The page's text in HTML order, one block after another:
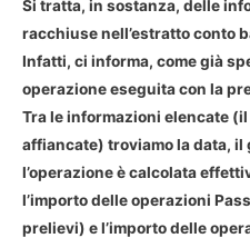
Si tratta, in sostanza, delle
racchiuse nell’estratto conto
Infatti, ci informa, come già
operazione eseguita con la
Tra le informazioni elencate
affiancate) troviamo la data,
l’operazione è calcolata
l’importo delle operazioni
prelievi) e l’importo delle